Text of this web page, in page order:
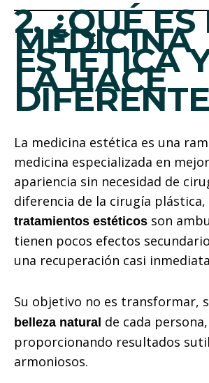
2. ¿QUÉ ES
MEDICINA
ESTÉTICA
LA HACE
La medicina estética es una
medicina especializada en
apariencia sin necesidad de
diferencia de la cirugía plástica,
tratamientos estéticos son
tienen pocos efectos
una recuperación casi
Su objetivo no es transformar,
belleza natural de cada persona,
proporcionando resultados
armoniosos.